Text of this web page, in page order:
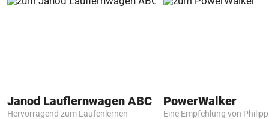
Janod Lauflernwagen ABC
Hervorragend zum Laufenlernen
PowerWalker
Eine Empfehlung von